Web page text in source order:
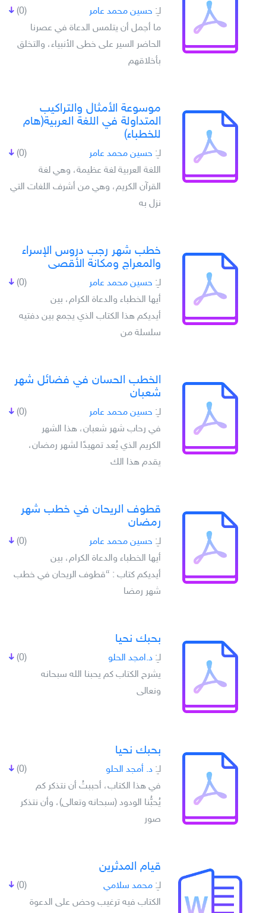
(0) لـِ: حسين محمد عامر
ما أجمل أن يتلمس الدعاة في عصرنا
الحاضر السير على خطى الأنبياء، والتخلق
بأخلاقهم
موسوعة الأمثال والتراكيب
المتداولة في اللغة العربية(هام
للخطباء)
(0) لـِ: حسين محمد عامر
اللغة العربية لغة عظيمة، وهي لغة
القرآن الكريم، وهي من أشرف اللغات التي
نزل به
خطب شهر رجب دروس الإسراء
والمعراج ومكانة الأقصى
(0) لـِ: حسين محمد عامر
أيها الخطباء والدعاة الكرام، بين
أيديكم هذا الكتاب الذي يجمع بين دفتيه
سلسلة من
الخطب الحسان في فضائل شهر
شعبان
(0) لـِ: حسين محمد عامر
في رحاب شهر شعبان، هذا الشهر
الكريم الذي يُعد تمهيدًا لشهر رمضان،
يقدم هذا الك
قطوف الريحان في خطب شهر
رمضان
(0) لـِ: حسين محمد عامر
أيها الخطباء والدعاة الكرام، بين
أيديكم كتاب : “قطوف الريحان في خطب
شهر رمضا
بحبك نحيا
(0) لـِ: د.امجد الحلو
يشرح الكتاب كم يحبنا الله سبحانه
ونعالى
بحبك نحيا
(0) لـِ: د. أمجد الحلو
في هذا الكتاب، أحببتُ أن نتذكر كم
يُحبُّنا الودود (سبحانه وتعالى)، وأن نتذكر
صور
قيام المدثرين
(0) لـِ: محمد سلامي
الكتاب فيه ترغيب وحض على الدعوة